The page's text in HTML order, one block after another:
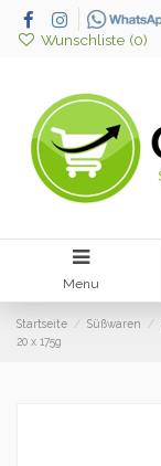
Wunschliste (0)
Menu
Startseite Süßwaren
20 x 175g